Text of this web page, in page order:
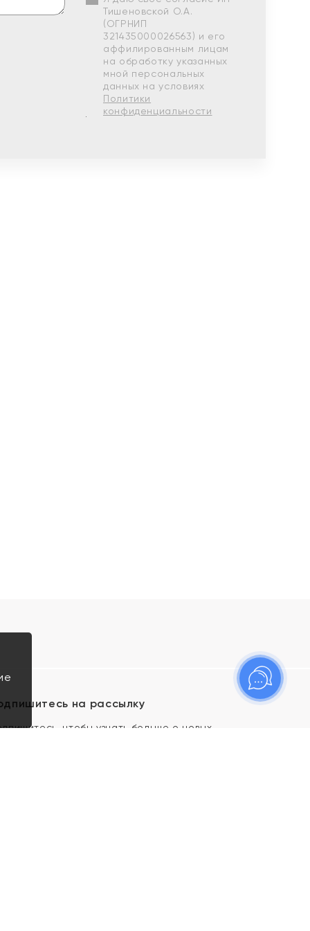
Тишеновской О.А.
(ОГРНИП
321435000026563) и его
аффилированным лицам
на обработку указанных
мной персональных
данных на условиях
Политики
конфиденциальности
на рассылку
чтобы узнать больше о новых